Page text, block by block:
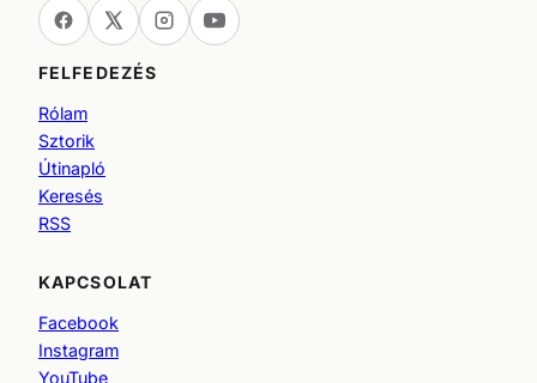
FELFEDEZÉS
Rólam
Sztorik
Útinapló
Keresés
RSS
KAPCSOLAT
Facebook
Instagram
YouTube